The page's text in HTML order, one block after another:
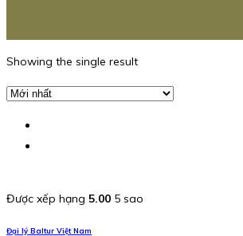
Showing the single result
Được xếp hạng 5.00 5 sao
Đại lý Baltur Việt Nam